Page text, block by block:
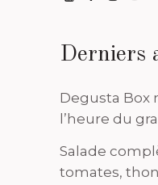
Derniers
Degusta Box
l’heure du
Salade
tomates,